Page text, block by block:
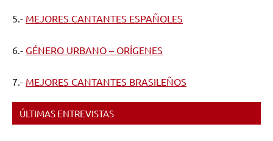
5.- MEJORES CANTANTES ESPAÑOLES
6.- GÉNERO URBANO – ORÍGENES
7.- MEJORES CANTANTES BRASILEÑOS
ÚLTIMAS ENTREVISTAS